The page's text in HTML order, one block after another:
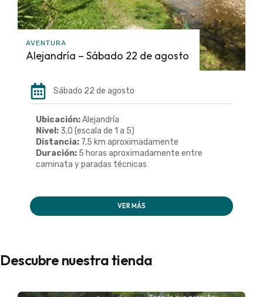
AVENTURA
Alejandría – Sábado 22 de agosto
Sábado 22 de agosto
Ubicación:Alejandría
Nivel: 3,0 (escala de 1 a 5)
Distancia: 7,5 km aproximadamente
Duración: 5 horas aproximadamente entre
caminata y paradas técnicas
VER MÁS
Descubre nuestra tienda